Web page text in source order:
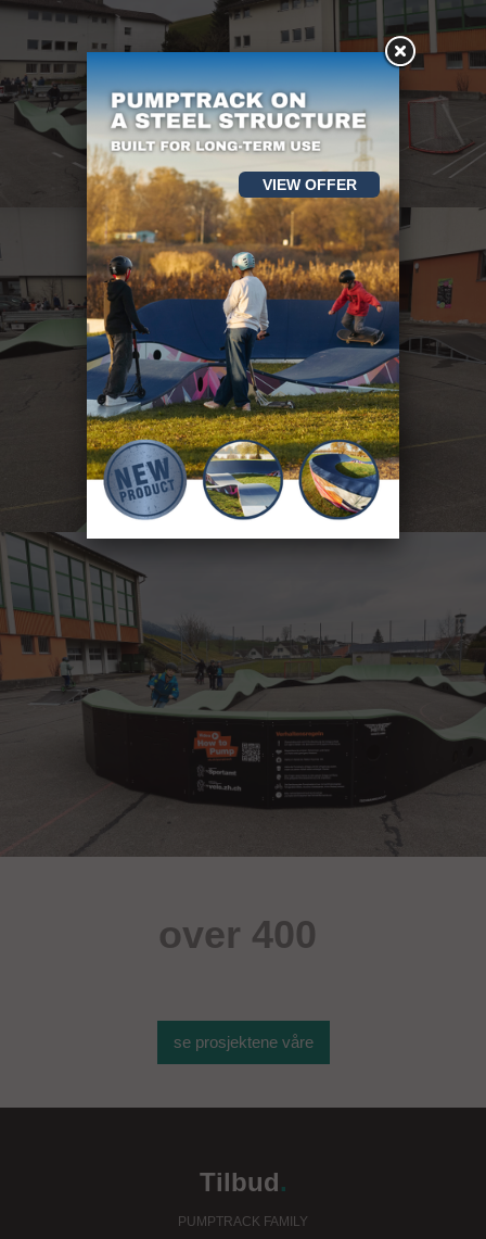
over 400
se prosjektene våre
Tilbud.
PUMPTRACK FAMILY
VIEW OFFER